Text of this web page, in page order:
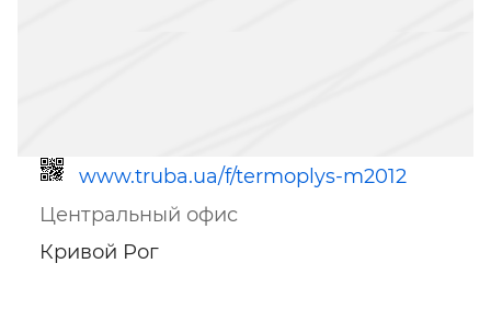
www.truba.ua/f/termoplys-m2012
Центральный офис
Кривой Рог